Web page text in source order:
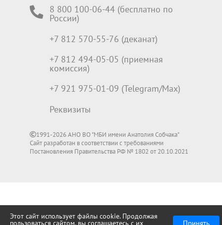
8 800 100-06-44 (бесплатно по
России)
+7 812 570-55-76 (деканат)
+7 812 494-05-05 (приемная
комиссия)
+7 921 975-01-09 (Telegram/Max)
Реквизиты
1991-2026 АНО ВО "МБИ имени Анатолия Собчака"
Сайт разработан в соответствии с требованиями
Постановления Правительства РФ № 1802 от 20.10.2021
Этот сайт использует файлы cookie. Продолжая
пользоваться сайтом, вы соглашаетесь с их Принять